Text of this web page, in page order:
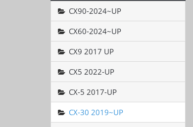
CX90-2024~UP
CX60-2024~UP
CX9 2017 UP
CX5 2022-UP
CX-5 2017-UP
CX-30 2019~UP